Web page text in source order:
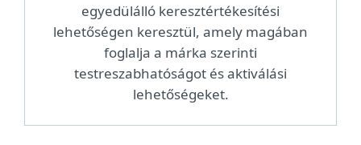
egyedülálló keresztértékesítési
lehetőségen keresztül, amely magában
foglalja a márka szerinti
testreszabhatóságot és aktiválási
lehetőségeket.